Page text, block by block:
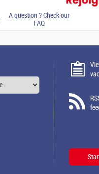
A question ? Check our
FAQ